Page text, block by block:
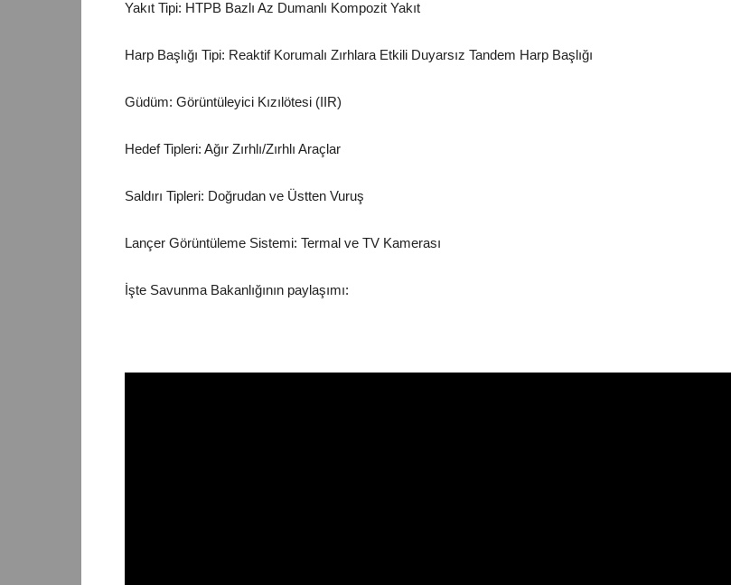
Yakıt Tipi: HTPB Bazlı Az Dumanlı Kompozit Yakıt
Harp Başlığı Tipi: Reaktif Korumalı Zırhlara Etkili Duyarsız Tandem Harp Başlığı
Güdüm: Görüntüleyici Kızılötesi (IIR)
Hedef Tipleri: Ağır Zırhlı/Zırhlı Araçlar
Saldırı Tipleri: Doğrudan ve Üstten Vuruş
Lançer Görüntüleme Sistemi: Termal ve TV Kamerası
İşte Savunma Bakanlığının paylaşımı: